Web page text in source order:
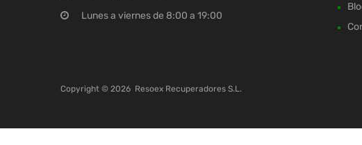
Lunes a viernes de 8:00 a 19:00
Copyright © 2026 Resoex Recuperadores S.L.